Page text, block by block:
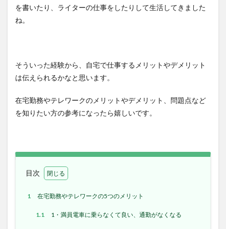
を書いたり、ライターの仕事をしたりして生活してきました
ね。
そういった経験から、自宅で仕事するメリットやデメリット
は伝えられるかなと思います。
在宅勤務やテレワークのメリットやデメリット、問題点など
を知りたい方の参考になったら嬉しいです。
目次
1 在宅勤務やテレワークの5つのメリット
1.1 1・満員電車に乗らなくて良い、通勤がなくなる